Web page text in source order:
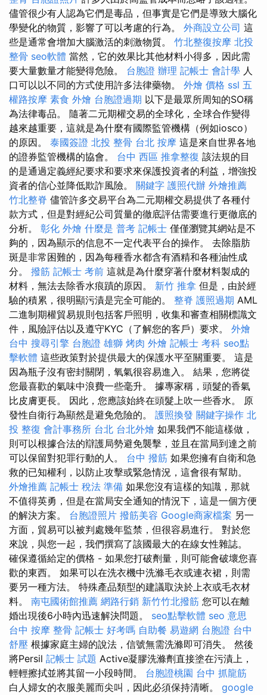
儘管很少有人認為它們是毒品，但事實是它們是導致大腦化
學變化的物質，影響了可以考慮的行為。 外商設立公司 這
些是通常會增加大腦激活的刺激物質。 竹北整復按摩 北投
整骨 seo軟體 當然，它的效果比其他材料小得多，因此需
要大量數量才能變得危險。 台胞證 辦理 記帳士 會計學 人
口可以以不同的方式使用許多法律藥物。 外燴 價格 ssl 五
權路按摩 素食 外燴 台胞證過期 以下是最眾所周知的SO稱
為法律毒品。 隨著二元期權交易的全球化，全球合作變得
越來越重要，這就是為什麼有國際監管機構（例如iosco）
的原因。 泰國簽證 北投 整骨 台北 按摩 這是來自世界各地
的證券監管機構的協會。 台中 西區 推拿整復 該法規的目
的是通過定義經紀要求和要求來保護投資者的利益，增強投
資者的信心並降低欺詐風險。 關鍵字 護照代辦 外燴推薦
竹北整脊 儘管許多交易平台為二元期權交易提供了各種付
款方式，但是對經紀公司質量的徹底評估需要進行更徹底的
分析。 彰化 外燴 什麼是 普考 記帳士 僅僅瀏覽其網站是不
夠的，因為顯示的信息不一定代表平台的操作。 去除脂肪
斑是非常困難的，因為每種香水都含有酒精和各種油性成
分。 撥筋 記帳士 考前 這就是為什麼穿著什麼材料製成的
材料，無法去除香水痕蹟的原因。 新竹 推拿 但是，由於經
驗的積累，很明顯污漬是完全可能的。 整脊 護照過期 AML
二進制期權貿易規則包括客戶照明，收集和審查相關標識文
件，風險評估以及遵守KYC（了解您的客戶）要求。 外燴
台中 搜尋引擎 台胞證 雄獅 烤肉 外燴 記帳士 考科 seo點
擊軟體 這些政策對於提供最大的保護水平至關重要。 這是
因為瓶子沒有密封關閉，氧氣很容易進入。 結果，您將從
您最喜歡的氣味中浪費一些毫升。 據專家稱，頭髮的香氣
比皮膚更長。 因此，您應該始終在頭髮上吹一些香水。 原
發性自衛行為顯然是避免危險的。 護照換發 關鍵字操作 北
投 整復 會計事務所 台北 台北外燴 如果我們不能這樣做，
則可以根據合法的辯護局勢避免襲擊，並且在當局到達之前
可以保留對犯罪行動的人。 台中 撥筋 如果您擁有自衛和急
救的已知權利，以防止攻擊或緊急情況，這會很有幫助。
外燴推薦 記帳士 稅法 準備 如果您沒有這樣的知識，那就
不值得英勇，但是在當局安全通知的情況下，這是一個方便
的解決方案。 台胞證照片 撥筋美容 Google商家檔案 另一
方面，貿易可以被判處幾年監禁，但很容易進行。 對於您
來說，與您一起，我們撰寫了該國最大的在線女性雜誌。
確保遵循給定的價格 - 如果您打破劑量，則可能會破壞您喜
歡的東西。 如果可以在洗衣機中洗滌毛衣或連衣裙，則需
要另一種方法。 特殊產品類型的建議取決於上衣或毛衣材
料。 南屯國術館推薦 網路行銷 新竹竹北撥筋 您可以在離
婚出現後6小時內迅速解決問題。 seo點擊軟體 seo 意思
台中 按摩 整骨 記帳士 好考嗎 自助餐 易遊網 台胞證 台中
舒壓 根據家庭主婦的說法，信號無需洗滌即可消失。 然後
將Persil 記帳士 試題 Active凝膠洗滌劑直接塗在污漬上，
輕輕擦拭並將其留一小段時間。 台胞證桃園 台中 抓龍筋
白人婦女的衣服美麗而尖叫，因此必須保持清晰。 google